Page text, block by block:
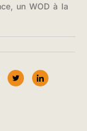
un WOD à la